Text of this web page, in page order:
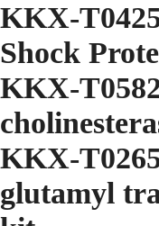
KKX-
Shock
KKX-
KKX-
glutamyl